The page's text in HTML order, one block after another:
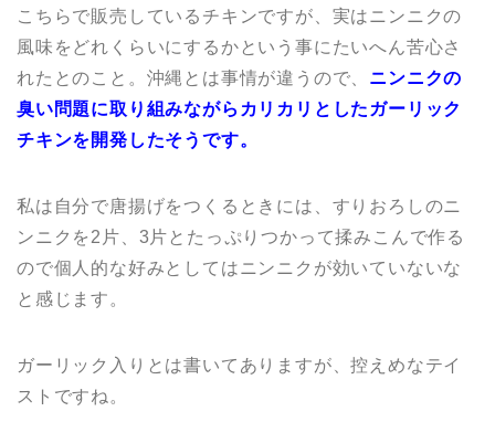
こちらで販売しているチキンですが、実はニンニクの
風味をどれくらいにするかという事にたいへん苦心さ
れたとのこと。沖縄とは事情が違うので、 ニンニクの
臭い問題に取り組みながらカリカリとしたガーリック
チキンを開発したそうです。
私は自分で唐揚げをつくるときには、すりおろしのニ
ンニクを2片、3片とたっぷりつかって揉みこんで作る
ので個人的な好みとしてはニンニクが効いていないな
と感じます。
ガーリック入りとは書いてありますが、控えめなテイ
ストですね。